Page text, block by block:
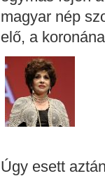
magyar nép
elő, a
Úgy esett